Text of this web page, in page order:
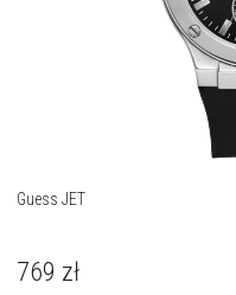
Guess JET
769 zł